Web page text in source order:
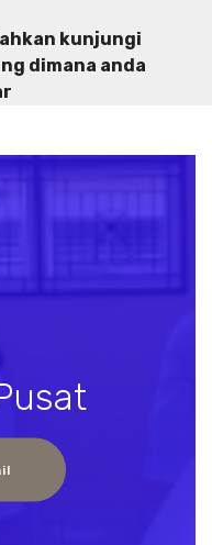
kunjungi
dimana anda